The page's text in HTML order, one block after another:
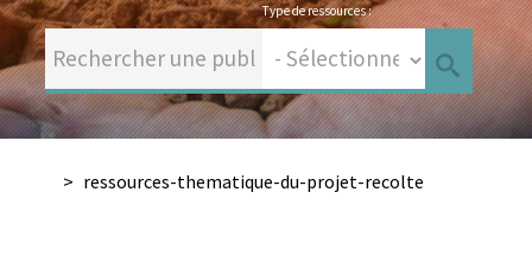
Type de ressources :
ressources-thematique-du-projet-recolte